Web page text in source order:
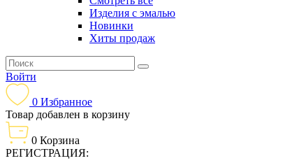
Изделия с эмалью
Новинки
Хиты продаж
Войти
0 Избранное
Товар добавлен в корзину
0 Корзина
РЕГИСТРАЦИЯ: